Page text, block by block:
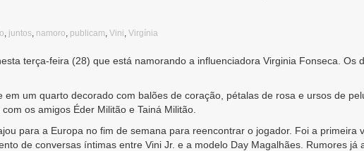
, juntos, namoro, publicam, Vini, Virgínia
terça-feira (28) que está namorando a influenciadora Virginia Fonseca. Os
um quarto decorado com balões de coração, pétalas de rosa e ursos de
os amigos Éder Militão e Tainá Militão.
para a Europa no fim de semana para reencontrar o jogador. Foi a primeira
de conversas íntimas entre Vini Jr. e a modelo Day Magalhães. Rumores já